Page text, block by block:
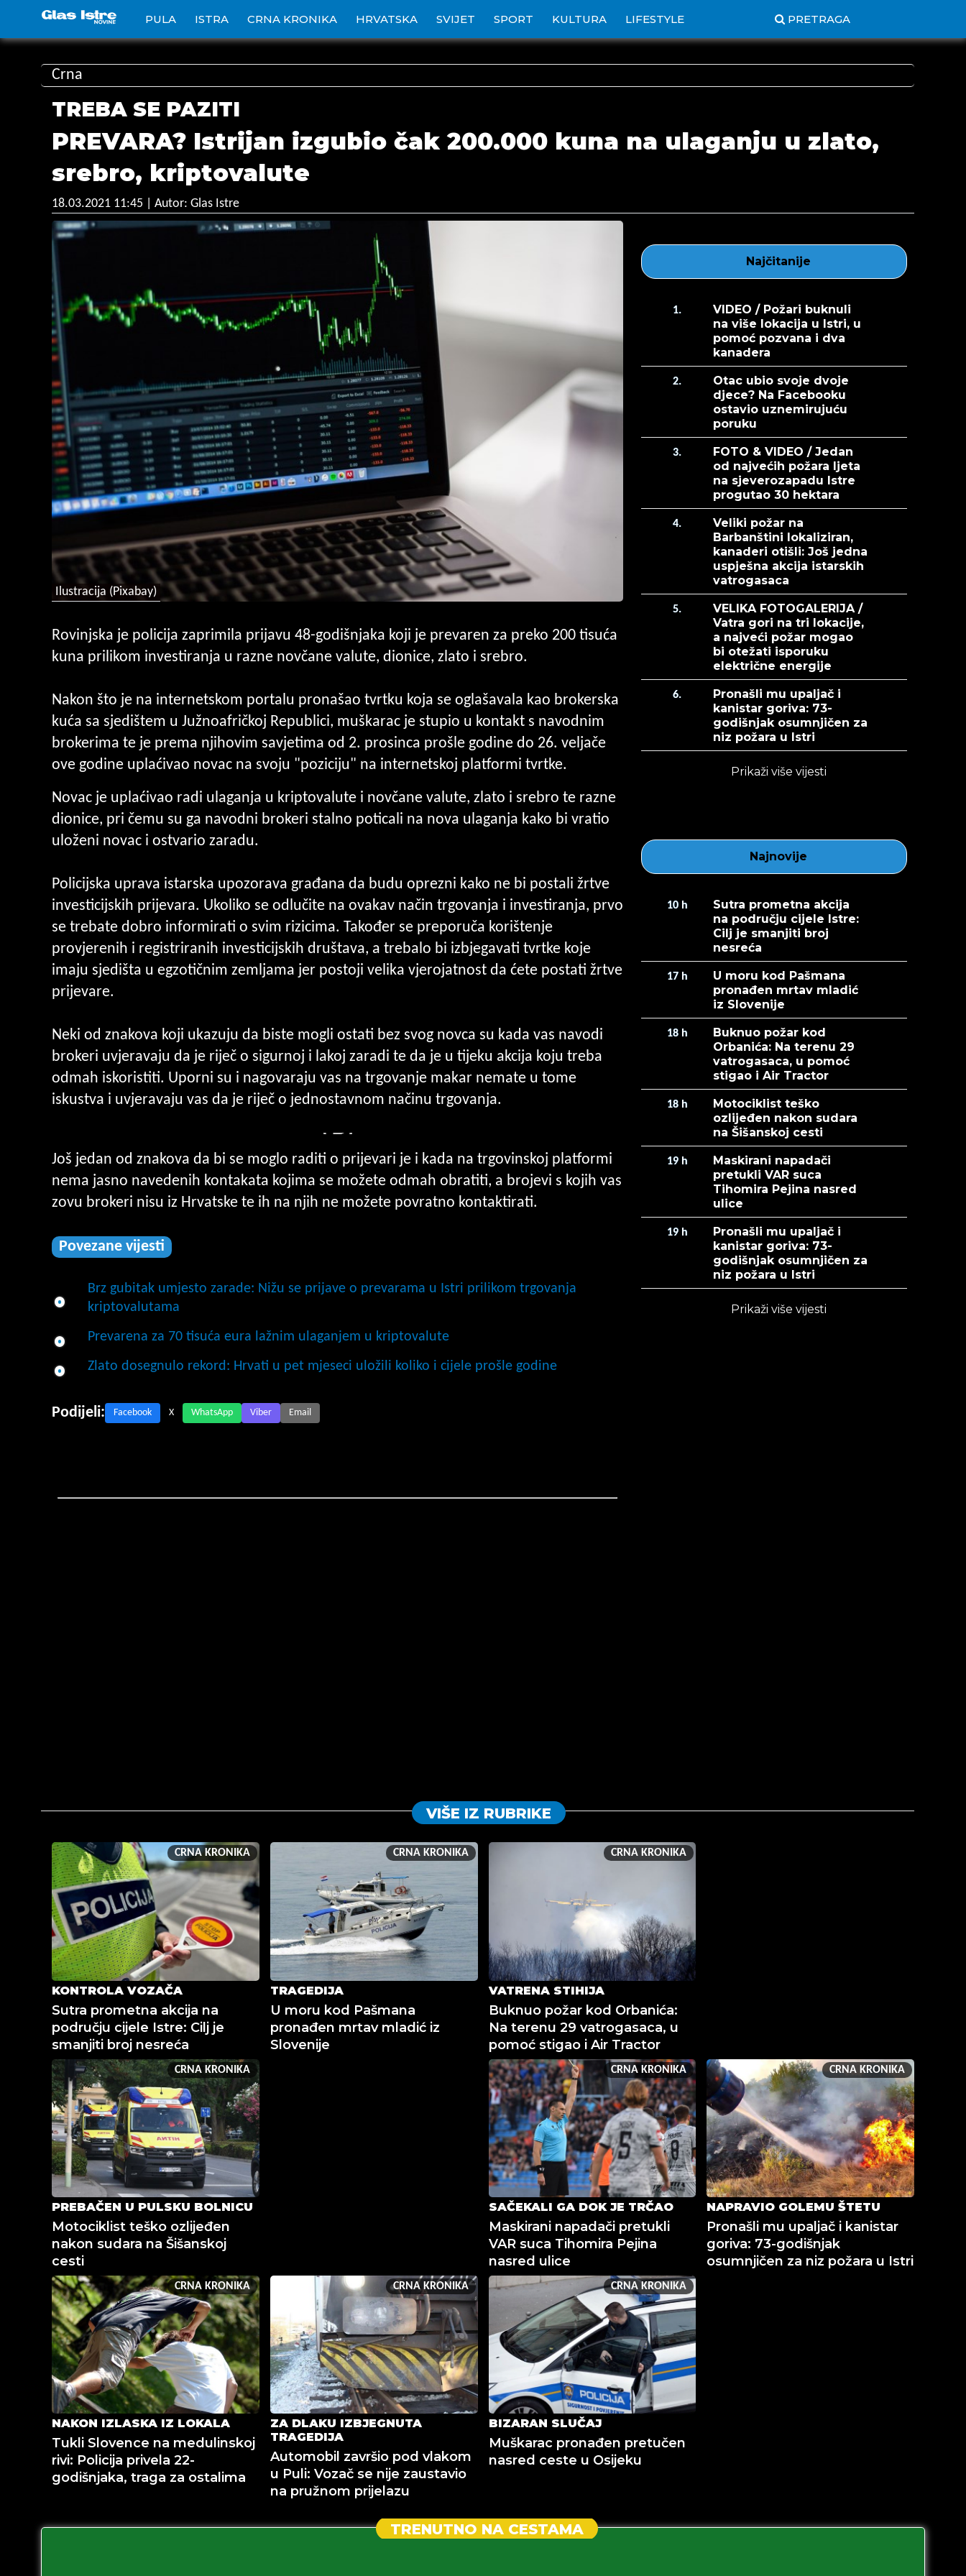
PULA ISTRA CRNA KRONIKA HRVATSKA SVIJET SPORT KULTURA LIFESTYLE PRETRAGA
Crna
TREBA SE PAZITI
PREVARA? Istrijan izgubio čak 200.000 kuna na ulaganju u zlato,
srebro, kriptovalute
18.03.2021 11:45 | Autor: Glas Istre
Ilustracija (Pixabay)
Rovinjska je policija zaprimila prijavu 48-godišnjaka koji je prevaren za preko 200 tisuća
kuna prilikom investiranja u razne novčane valute, dionice, zlato i srebro.
Nakon što je na internetskom portalu pronašao tvrtku koja se oglašavala kao brokerska
kuća sa sjedištem u Južnoafričkoj Republici, muškarac je stupio u kontakt s navodnim
brokerima te je prema njihovim savjetima od 2. prosinca prošle godine do 26. veljače
ove godine uplaćivao novac na svoju "poziciju" na internetskoj platformi tvrtke.
Novac je uplaćivao radi ulaganja u kriptovalute i novčane valute, zlato i srebro te razne
dionice, pri čemu su ga navodni brokeri stalno poticali na nova ulaganja kako bi vratio
uloženi novac i ostvario zaradu.
Policijska uprava istarska upozorava građana da budu oprezni kako ne bi postali žrtve
investicijskih prijevara. Ukoliko se odlučite na ovakav način trgovanja i investiranja, prvo
se trebate dobro informirati o svim rizicima. Također se preporuča korištenje
provjerenih i registriranih investicijskih društava, a trebalo bi izbjegavati tvrtke koje
imaju sjedišta u egzotičnim zemljama jer postoji velika vjerojatnost da ćete postati žrtve
prijevare.
Neki od znakova koji ukazuju da biste mogli ostati bez svog novca su kada vas navodi
brokeri uvjeravaju da je riječ o sigurnoj i lakoj zaradi te da je u tijeku akcija koju treba
odmah iskoristiti. Uporni su i nagovaraju vas na trgovanje makar nemate u tome
iskustva i uvjeravaju vas da je riječ o jednostavnom načinu trgovanja.
Još jedan od znakova da bi se moglo raditi o prijevari je i kada na trgovinskoj platformi
nema jasno navedenih kontakata kojima se možete odmah obratiti, a brojevi s kojih vas
zovu brokeri nisu iz Hrvatske te ih na njih ne možete povratno kontaktirati.
Povezane vijesti
Brz gubitak umjesto zarade: Nižu se prijave o prevarama u Istri prilikom trgovanja
kriptovalutama
Prevarena za 70 tisuća eura lažnim ulaganjem u kriptovalute
Zlato dosegnulo rekord: Hrvati u pet mjeseci uložili koliko i cijele prošle godine
Podijeli: Facebook X WhatsApp Viber Email
Najčitanije
1.
VIDEO / Požari buknuli
na više lokacija u Istri, u
pomoć pozvana i dva
kanadera
2.
Otac ubio svoje dvoje
djece? Na Facebooku
ostavio uznemirujuću
poruku
3.
FOTO & VIDEO / Jedan
od najvećih požara ljeta
na sjeverozapadu Istre
progutao 30 hektara
4.
Veliki požar na
Barbanštini lokaliziran,
kanaderi otišli: Još jedna
uspješna akcija istarskih
vatrogasaca
5.
VELIKA FOTOGALERIJA /
Vatra gori na tri lokacije,
a najveći požar mogao
bi otežati isporuku
električne energije
6.
Pronašli mu upaljač i
kanistar goriva: 73-
godišnjak osumnjičen za
niz požara u Istri
Prikaži više vijesti
Najnovije
10 h
Sutra prometna akcija
na području cijele Istre:
Cilj je smanjiti broj
nesreća
17 h
U moru kod Pašmana
pronađen mrtav mladić
iz Slovenije
18 h
Buknuo požar kod
Orbanića: Na terenu 29
vatrogasaca, u pomoć
stigao i Air Tractor
18 h
Motociklist teško
ozlijeđen nakon sudara
na Šišanskoj cesti
19 h
Maskirani napadači
pretukli VAR suca
Tihomira Pejina nasred
ulice
19 h
Pronašli mu upaljač i
kanistar goriva: 73-
godišnjak osumnjičen za
niz požara u Istri
Prikaži više vijesti
VIŠE IZ RUBRIKE
CRNA KRONIKA
KONTROLA VOZAČA
Sutra prometna akcija na
području cijele Istre: Cilj je
smanjiti broj nesreća
CRNA KRONIKA
TRAGEDIJA
U moru kod Pašmana
pronađen mrtav mladić iz
Slovenije
CRNA KRONIKA
VATRENA STIHIJA
Buknuo požar kod Orbanića:
Na terenu 29 vatrogasaca, u
pomoć stigao i Air Tractor
CRNA KRONIKA
PREBAČEN U PULSKU BOLNICU
Motociklist teško ozlijeđen
nakon sudara na Šišanskoj
cesti
CRNA KRONIKA
SAČEKALI GA DOK JE TRČAO
Maskirani napadači pretukli
VAR suca Tihomira Pejina
nasred ulice
CRNA KRONIKA
NAPRAVIO GOLEMU ŠTETU
Pronašli mu upaljač i kanistar
goriva: 73-godišnjak
osumnjičen za niz požara u Istri
CRNA KRONIKA
NAKON IZLASKA IZ LOKALA
Tukli Slovence na medulinskoj
rivi: Policija privela 22-
godišnjaka, traga za ostalima
CRNA KRONIKA
ZA DLAKU IZBJEGNUTA
TRAGEDIJA
Automobil završio pod vlakom
u Puli: Vozač se nije zaustavio
na pružnom prijelazu
CRNA KRONIKA
BIZARAN SLUČAJ
Muškarac pronađen pretučen
nasred ceste u Osijeku
TRENUTNO NA CESTAMA